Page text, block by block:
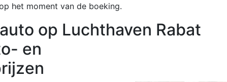
het moment van de boeking.
op Luchthaven Rabat
en